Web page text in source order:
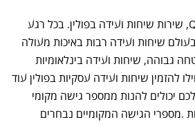
ברוכים הבאים ל QCONF, שירות שיחות ועידה בפולין. בכל רגע
בעולם שיחות ועידה רבות באיכות מעולה
גבוהה, שיחות ועידה בינלאומיות
להזמין שיחות ועידה עסקיות בפולין עוד
יכולים להנות ממספר גישה מקומי
.מספרי הגישה המקומיים נבחרים